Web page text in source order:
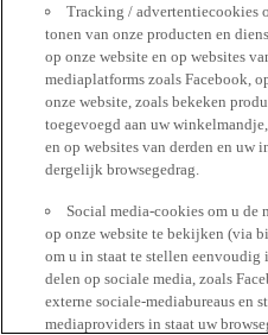
Tracking / advertentiecookies
tonen van onze producten en
op onze website en op websites
mediaplatforms zoals Facebook,
onze website, zoals bekeken
toegevoegd aan uw
en op websites van derden en uw
dergelijk browsegedrag.
Social media-cookies om u
op onze website te bekijken (via
om u in staat te stellen eenvoudig
delen op sociale media, zoals
externe sociale-mediabureaus en
mediaproviders in staat uw